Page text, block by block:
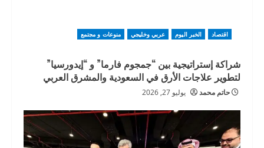
اقتصاد الخبر اليوم عربي وخليجي منوعات و مجتمع
شراكة إستراتيجية بين “جمجوم فارما” و “إيدورسيا”
لتطوير علاجات الأرق في السعودية والمشرق العربي
حاتم محمد يوليو 27, 2026